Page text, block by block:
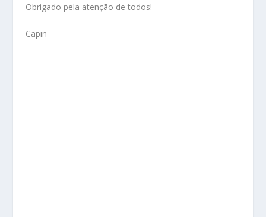
Obrigado pela atenção de todos!
Capin